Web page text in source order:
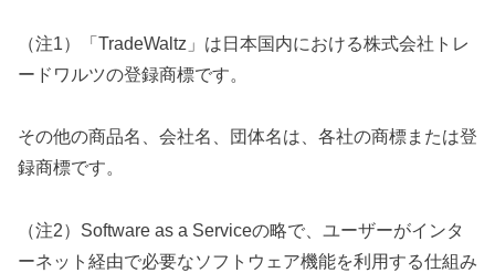
（注1）「TradeWaltz」は日本国内における株式会社トレ
ードワルツの登録商標です。
その他の商品名、会社名、団体名は、各社の商標または登
録商標です。
（注2）Software as a Serviceの略で、ユーザーがインタ
ーネット経由で必要なソフトウェア機能を利用する仕組み